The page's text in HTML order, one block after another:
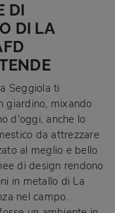
DI
DI LA
Seggiola ti
giardino, mixando
d'oggi, anche lo
da attrezzare
al meglio e bello
di design rendono
in metallo di La
nel campo.